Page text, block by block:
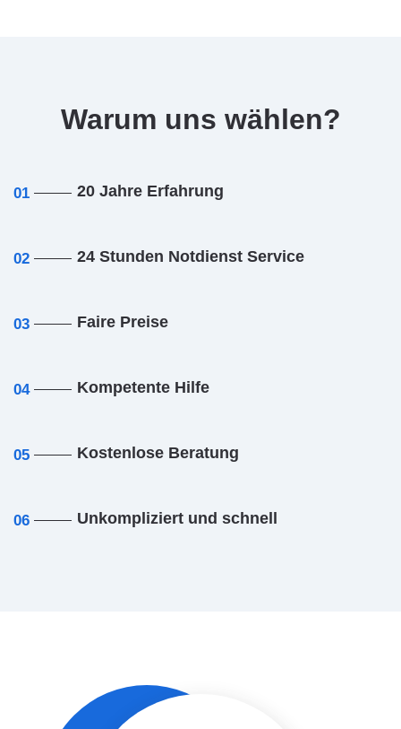
Warum uns wählen?
01 20 Jahre Erfahrung
02 24 Stunden Notdienst Service
03 Faire Preise
04 Kompetente Hilfe
05 Kostenlose Beratung
06 Unkompliziert und schnell